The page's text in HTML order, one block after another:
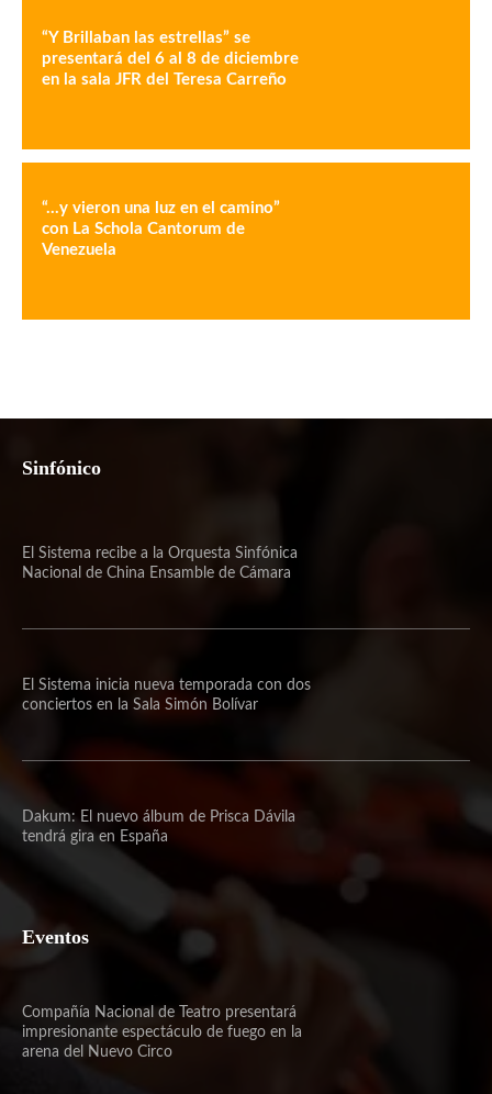
“Y Brillaban las estrellas” se
presentará del 6 al 8 de diciembre
en la sala JFR del Teresa Carreño
“…y vieron una luz en el camino”
con La Schola Cantorum de
Venezuela
Sinfónico
El Sistema recibe a la Orquesta Sinfónica
Nacional de China Ensamble de Cámara
El Sistema inicia nueva temporada con dos
conciertos en la Sala Simón Bolívar
Dakum: El nuevo álbum de Prisca Dávila
tendrá gira en España
Eventos
Compañía Nacional de Teatro presentará
impresionante espectáculo de fuego en la
arena del Nuevo Circo